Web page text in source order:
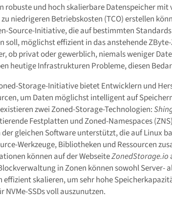
robuste und hoch skalierbare Datenspeicher mit
niedrigeren Betriebskosten (TCO) erstellen
Source-Initiative, die auf bestimmten
soll, möglichst effizient in das anstehende
ob privat oder gewerblich, niemals weniger
heutige Infrastrukturen Probleme, diesen
Storage-Initiative bietet Entwicklern und
um Daten möglichst intelligent auf
zwei Zoned-Storage-Technologien:
Festplatten und Zoned-Namespaces
gleichen Software unterstützt, die auf Linux
Werkzeuge, Bibliotheken und Ressourcen
können auf der WebseiteZonedStorage.io
in Zonen können sowohl Server-
skalieren, um sehr hohe
NVMe-SSDs voll auszunutzen.